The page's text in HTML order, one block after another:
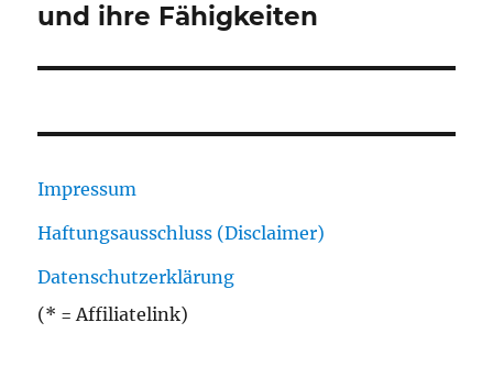
Beitrag:
und ihre Fähigkeiten
Impressum
Haftungsausschluss (Disclaimer)
Datenschutzerklärung
(* = Affiliatelink)